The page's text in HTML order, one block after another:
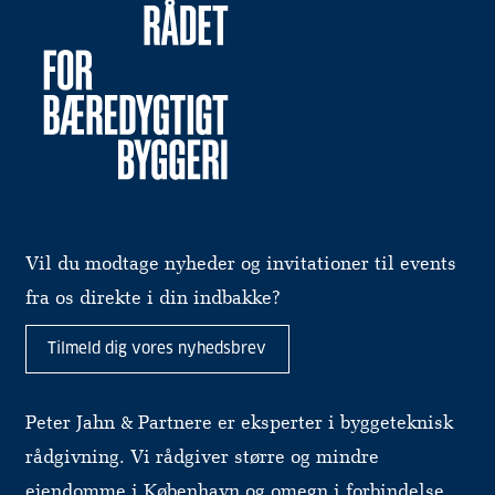
Vil du modtage nyheder og invitationer til events
fra os direkte i din indbakke?
Tilmeld dig vores nyhedsbrev
Peter Jahn & Partnere er eksperter i byggeteknisk
rådgivning. Vi rådgiver større og mindre